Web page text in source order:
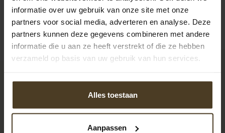
informatie over uw gebruik van onze site met onze
partners voor social media, adverteren en analyse. Deze
partners kunnen deze gegevens combineren met andere
informatie die u aan ze heeft verstrekt of die ze hebben
verzameld op basis van uw gebruik van hun services.
Alles toestaan
Aanpassen
9
Klanten beoordelen